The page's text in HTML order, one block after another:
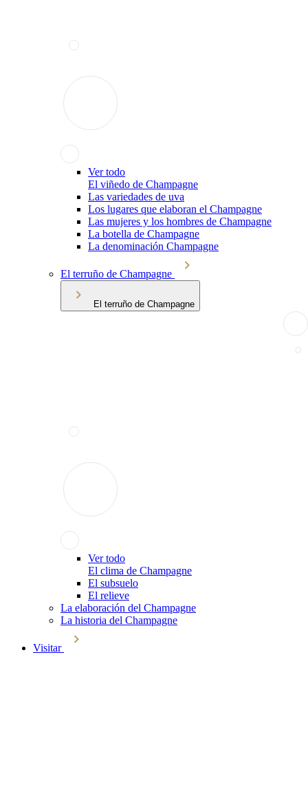
Ver todo
El viñedo de Champagne
Las variedades de uva
Los lugares que elaboran el Champagne
Las mujeres y los hombres de Champagne
La botella de Champagne
La denominación Champagne
El terruño de Champagne
El terruño de Champagne
Ver todo
El clima de Champagne
El subsuelo
El relieve
La elaboración del Champagne
La historia del Champagne
Visitar